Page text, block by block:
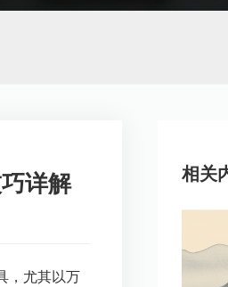
详解
，尤其以万
相关